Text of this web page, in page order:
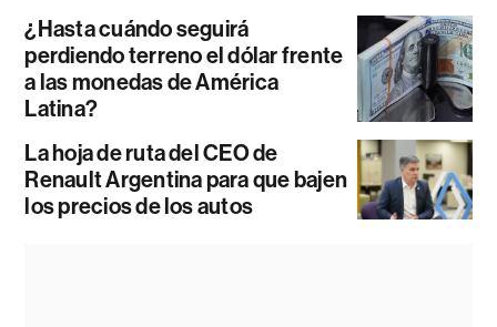
¿Hasta cuándo seguirá
perdiendo terreno el dólar frente
a las monedas de América
Latina?
La hoja de ruta del CEO de
Renault Argentina para que bajen
los precios de los autos